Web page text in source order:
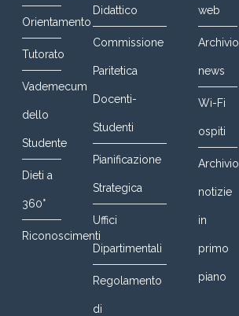
Orientamento
Tutorato
Vademecum
dello
Studente
Dieti a
360°
Riconoscimenti
Didattico
Commissione
Paritetica
Docenti-
Studenti
Pianificazione
Strategica
Uffici
Dipartimentali
Regolamento
di
web
Archivio
news
Wi-Fi
ospiti
Archivio
notizie
in
primo
piano